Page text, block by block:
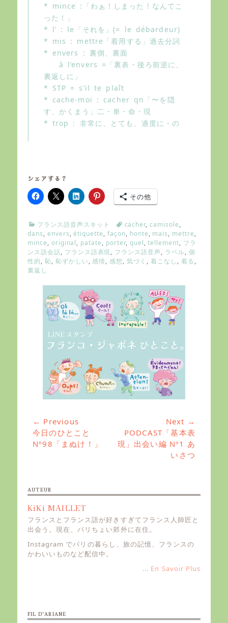
* mince :「わぁ！しまった！なんてこ
った！」
* l’ : le「それを」(= le débardeur)
* mis : mettre「着用する」過去分詞
* envers : 裏側、裏面
à l’envers =「裏表・後ろ前逆に、
裏返しに」
* STP = s’il te plaît
* cache-moi : cacher qn「〜を隠
す、かくまう」二・単・命・現
* trop : 非常に、とても、過度に・の
シェアする？
その他
C
a
t
e
g
o
フランス語音声スキット
T
a
g
s
cacher,camisole,
dans, envers,étiquette,façon, honte, mais, mettre,
mince, original, patate, porter, quel,tellement, フラ
ンス語会話, フランス語表現, フランス語音声, ラベル, 個
性的, 恥, 恥ずかしい,感情,感想,気づく , 着こなし , 着る,
裏返し
投
稿
ナ
ー
シ
ョ
ン
← Previous
Previous
post:
今日のひとこと
Nº98「まぬけ！」
Next →
Next
post:
PODCAST「基本表
現」出会い編 Nº1 あ
いさつ
AUTEUR
KiKi MAILLET
フランスとフランス語が好きすぎてフランス人師匠と
出会う。現在、パリちょい郊外に在住。
Instagram でパリの暮らし、旅の記憶、フランスの
かわいいものなど配信中。
... En Savoir Plus
FIL D’ARIANE